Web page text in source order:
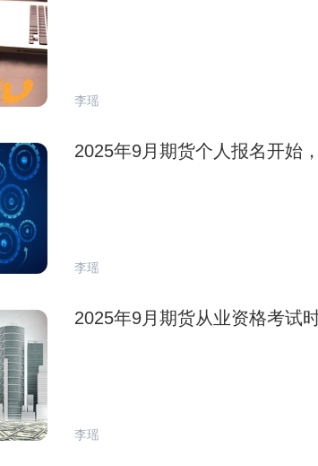
李瑶
2025年9月期货个人报名开始
李瑶
2025年9月期货从业资格考试
李瑶